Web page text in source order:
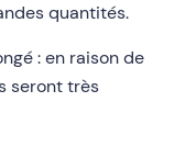
quantités.
: en raison de
seront très